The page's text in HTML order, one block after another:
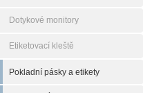
Dotykové monitory
Etiketovací kleště
Pokladní pásky a etikety